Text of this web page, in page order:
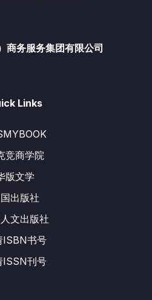
商务服务集团有限公司
Links
竞商学院
版文学
出版社
文出版社
ISBN书号
ISSN刊号